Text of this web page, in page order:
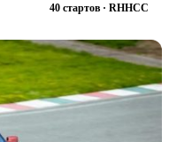
40 стартов · RHHCC